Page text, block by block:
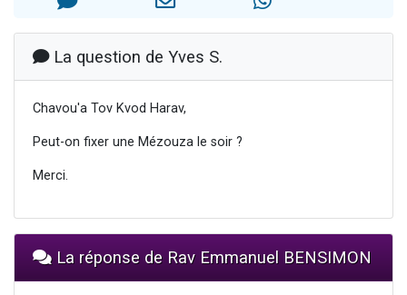
La question de Yves S.
Chavou'a Tov Kvod Harav,
Peut-on fixer une Mézouza le soir ?
Merci.
La réponse de Rav Emmanuel BENSIMON